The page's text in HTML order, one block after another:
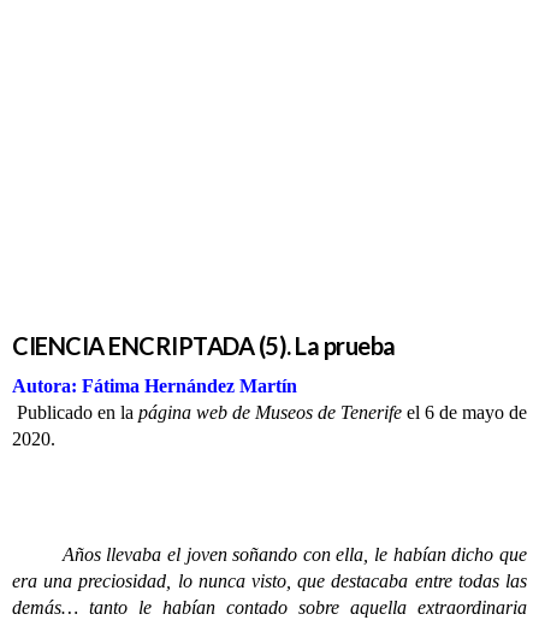
CIENCIA ENCRIPTADA (5). La prueba
Autora: Fátima Hernández Martín
Publicado en la página web de Museos de Tenerife el 6 de mayo de
2020.
Años llevaba el joven soñando con ella, le habían dicho que
era una preciosidad, lo nunca visto, que destacaba entre todas las
demás… tanto le habían contado sobre aquella extraordinaria